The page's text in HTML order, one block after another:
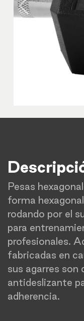
Anterior
Pesas
forma
rodando por el
para
profesionales.
fabricadas en
sus agarres son
antideslizante
adherencia.